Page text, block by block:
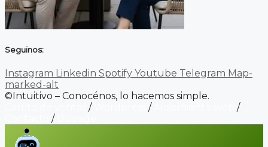
Seguinos:
Instagram Linkedin Spotify Youtube Telegram Map-
marked-alt
©Intuitivo – Conocénos, lo hacemos simple.
/ /
/
/